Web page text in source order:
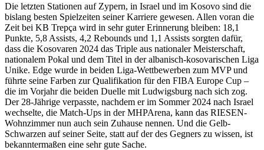
Die letzten Stationen auf Zypern, in Israel und im Kosovo sind die
bislang besten Spielzeiten seiner Karriere gewesen. Allen voran die
Zeit bei KB Trepça wird in sehr guter Erinnerung bleiben: 18,1
Punkte, 5,8 Assists, 4,2 Rebounds und 1,1 Assists sorgten dafür,
dass die Kosovaren 2024 das Triple aus nationaler Meisterschaft,
nationalem Pokal und dem Titel in der albanisch-kosovarischen Liga
Unike. Edge wurde in beiden Liga-Wettbewerben zum MVP und
führte seine Farben zur Qualifikation für den FIBA Europe Cup –
die im Vorjahr die beiden Duelle mit Ludwigsburg nach sich zog.
Der 28-Jährige verpasste, nachdem er im Sommer 2024 nach Israel
wechselte, die Match-Ups in der MHPArena, kann das RIESEN-
Wohnzimmer nun auch sein Zuhause nennen. Und die Gelb-
Schwarzen auf seiner Seite, statt auf der des Gegners zu wissen, ist
bekanntermaßen eine sehr gute Sache.